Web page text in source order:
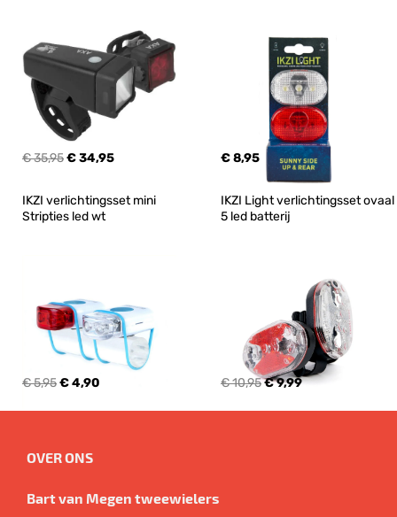
€ 35,95€ 34,95 € 8,95
IKZI verlichtingsset mini
Stripties led wt
€ 5,95€ 4,90
IKZI Light verlichtingsset ovaal
5 led batterij
€ 10,95€ 9,99
OVER ONS
Bart van Megen tweewielers